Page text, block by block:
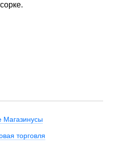
Магазинусы
торговля